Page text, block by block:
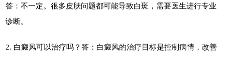
答：不一定。很多皮肤问题都可能导致白斑，需要医生进行专业
诊断。
2. 白癜风可以治疗吗？答：白癜风的治疗目标是控制病情，改善